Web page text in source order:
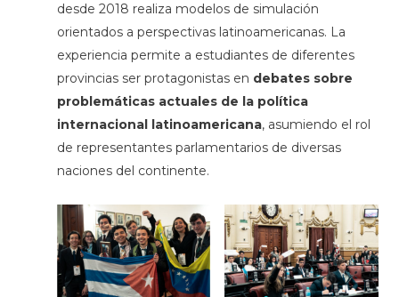
desde 2018 realiza modelos de simulación
orientados a perspectivas latinoamericanas. La
experiencia permite a estudiantes de diferentes
provincias ser protagonistas en debates sobre
problemáticas actuales de la política
internacional latinoamericana, asumiendo el rol
de representantes parlamentarios de diversas
naciones del continente.